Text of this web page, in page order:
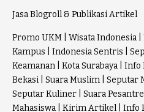
Jasa Blogroll & Publikasi Artikel
Promo UKM Wisata Indonesia
Kampus
Indonesia Sentris
Keamanan
Kota Surabaya Info
Bekasi
Suara Muslim Seputar
Seputar Kuliner
Suara
Mahasiswa
Kirim Artikel Info